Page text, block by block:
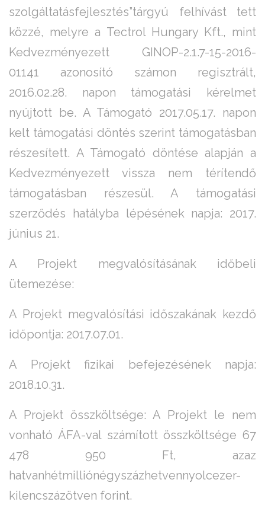
szolgáltatásfejlesztés”tárgyú felhívást tett
közzé, melyre a Tectrol Hungary Kft., mint
Kedvezményezett GINOP-2.1.7-15-2016-
01141 azonosító számon regisztrált,
2016.02.28. napon támogatási kérelmet
nyújtott be. A Támogató 2017.05.17. napon
kelt támogatási döntés szerint támogatásban
részesített. A Támogató döntése alapján a
Kedvezményezett vissza nem térítendő
támogatásban részesül. A támogatási
szerződés hatályba lépésének napja: 2017.
június 21.
A Projekt megvalósításának időbeli
ütemezése:
A Projekt megvalósítási időszakának kezdő
időpontja: 2017.07.01.
A Projekt fizikai befejezésének napja:
2018.10.31.
A Projekt összköltsége: A Projekt le nem
vonható ÁFA-val számított összköltsége 67
478 950 Ft, azaz
hatvanhétmilliónégyszázhetvennyolcezer-
kilencszázötven forint.